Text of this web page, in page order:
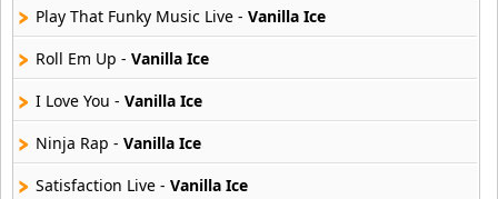
Elias Ayaviri
18 músicas online
33 músicas online
Ghostface Killah
20 músicas online
Play That Funky Music Live - Vanilla Ice
Roll Em Up - Vanilla Ice
I Love You - Vanilla Ice
Ninja Rap - Vanilla Ice
Satisfaction Live - Vanilla Ice